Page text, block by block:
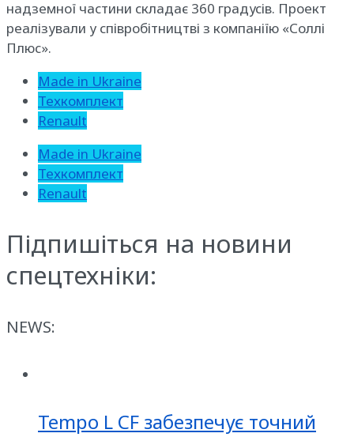
надземної частини складає 360 градусів. Проект
реалізували у співробітництві з компаніїю «Соллі
Плюс».
Made in Ukraine
Техкомплект
Renault
Made in Ukraine
Техкомплект
Renault
Підпишіться на новини
спецтехніки:
NEWS:
Tempo L CF забезпечує точний